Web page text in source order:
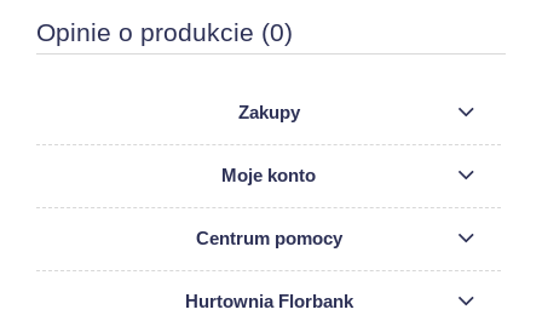
Opinie o produkcie (0)
Zakupy
Moje konto
Centrum pomocy
Hurtownia Florbank